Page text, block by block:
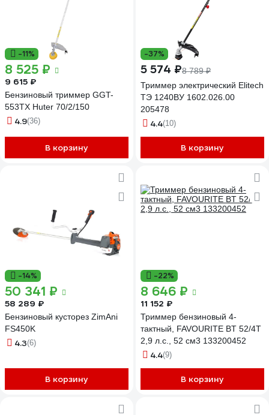
-11%
8 525 ₽
9 615 ₽
Бензиновый триммер GGT-
553TX Huter 70/2/150
4.9(36)
В корзину
-37%
5 574 ₽8 789 ₽
Триммер электрический Elitech
ТЭ 1240ВУ 1602.026.00
205478
4.4(10)
В корзину
-14%
50 341 ₽
58 289 ₽
Бензиновый кусторез ZimAni
FS450K
4.3(6)
В корзину
-22%
8 646 ₽
11 152 ₽
Триммер бензиновый 4-
тактный, FAVOURITE BT 52/4T
2,9 л.с., 52 см3 133200452
4.4(9)
В корзину